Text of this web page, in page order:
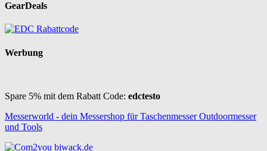
GearDeals
Werbung
Spare 5% mit dem Rabatt Code: edctesto
Messerworld - dein Messershop für Taschenmesser Outdoormesser
und Tools